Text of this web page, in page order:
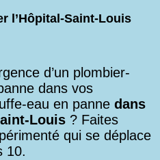
l’Hôpital-Saint-Louis
d’un plombier-
dans vos
eau en panne dans
Louis ? Faites
qui se déplace
10.